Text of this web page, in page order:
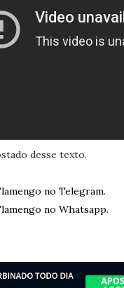
desse texto.
no Telegram.
no Whatsapp.